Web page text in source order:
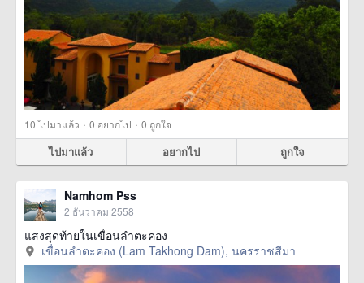
10ไปมาแล้ว · 0 อยากไป · 0 ถูกใจ
ไปมาแล้ว อยากไป ถูกใจ
Namhom Pss
2 ธันวาคม 2558
แสงสุดท้ายในเขื่อนลำตะคอง
เขื่อนลำตะคอง (Lam Takhong Dam), นครราชสีมา